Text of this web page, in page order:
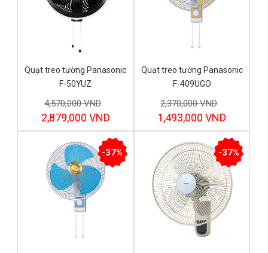
Quạt treo tường Panasonic
F-50YUZ
4,570,000 VND
2,879,000 VND
Quạt treo tường Panasonic
F-409UGO
2,370,000 VND
1,493,000 VND
-37% -37%